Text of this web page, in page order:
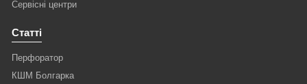
Сервісні центри
Статті
Перфоратор
КШМ Болгарка